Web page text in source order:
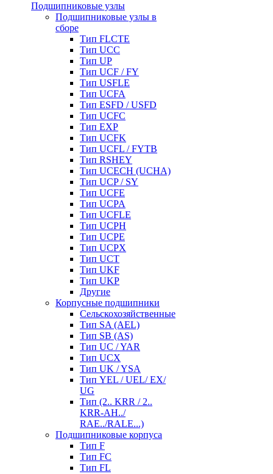
Подшипниковые узлы
Подшипниковые узлы в
сборе
Тип FLCTE
Тип UCC
Тип UP
Тип UCF / FY
Тип USFLE
Тип UCFA
Тип ESFD / USFD
Тип UCFC
Тип EXP
Тип UCFK
Тип UCFL / FYTB
Тип RSHEY
Тип UCECH (UCHA)
Тип UCP / SY
Тип UCFE
Тип UCPA
Тип UCFLE
Тип UCPH
Тип UCPE
Тип UCPX
Тип UCT
Тип UKF
Тип UKP
Другие
Корпусные подшипники
Сельскохозяйственные
Тип SA (AEL)
Тип SB (AS)
Тип UC / YAR
Тип UCX
Тип UK / YSA
Тип YEL / UEL/ EX/
UG
Тип (2.. KRR / 2..
KRR-AH../
RAE../RALE...)
Подшипниковые корпуса
Тип F
Тип FC
Тип FL